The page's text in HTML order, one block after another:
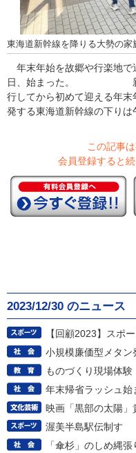
東海道新幹線を降りる大勢の家
年末年始を故郷や行楽地で
日、始まった。 新型コ
行してから初めて迎える年
発する東海道新幹線の下りは
この記事
会員登録すると
2023/12/30 のニュース
【回顧2023】スポ
小規模廉価型メタン
ものづくり現場体験
年末帰省ラッシュ始
映画「黒部の太陽」
渥美半島駅伝制す
「傘杉」のしめ縄張